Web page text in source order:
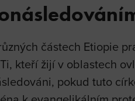
částech Etiopie
kteří žijí v oblastech
pokud tuto